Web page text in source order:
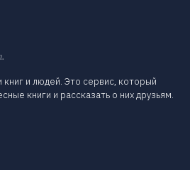
и людей. Это сервис, который
книги и рассказать о них друзьям.